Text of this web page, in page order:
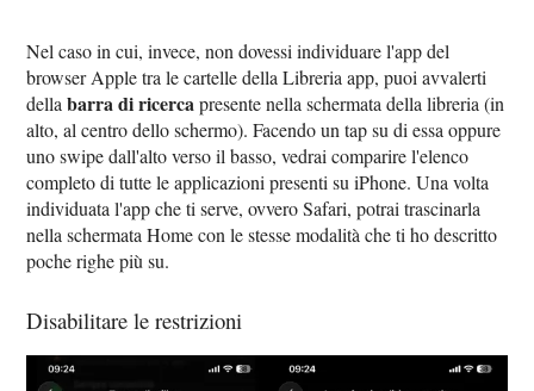
Nel caso in cui, invece, non dovessi individuare l'app del
browser Apple tra le cartelle della Libreria app, puoi avvalerti
dellabarra di ricercapresente nella schermata della libreria (in
alto, al centro dello schermo). Facendo un tap su di essa oppure
uno swipe dall'alto verso il basso, vedrai comparire l'elenco
completo di tutte le applicazioni presenti su iPhone. Una volta
individuata l'app che ti serve, ovvero Safari, potrai trascinarla
nella schermata Home con le stesse modalità che ti ho descritto
poche righe più su.
Disabilitare le restrizioni